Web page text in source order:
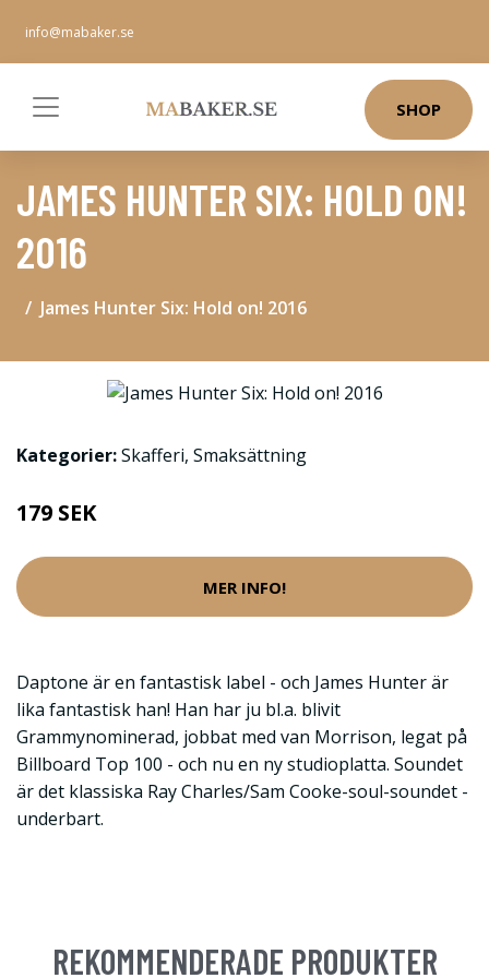
info@mabaker.se
SHOP
JAMES HUNTER SIX: HOLD ON!
2016
James Hunter Six: Hold on! 2016
Kategorier:Skafferi, Smaksättning
179 SEK
MER INFO!
Daptone är en fantastisk label - och James Hunter är
lika fantastisk han! Han har ju bl.a. blivit
Grammynominerad, jobbat med van Morrison, legat på
Billboard Top 100 - och nu en ny studioplatta. Soundet
är det klassiska Ray Charles/Sam Cooke-soul-soundet -
underbart.
REKOMMENDERADE PRODUKTER